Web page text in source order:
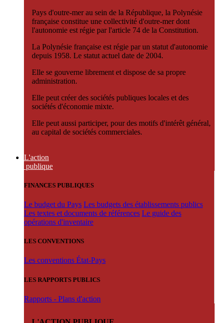
Pays d'outre-mer au sein de la République, la Polynésie
française constitue une collectivité d'outre-mer dont
l'autonomie est régie par l'article 74 de la Constitution.
La Polynésie française est régie par un statut d'autonomie
depuis 1958. Le statut actuel date de 2004.
Elle se gouverne librement et dispose de sa propre
administration.
Elle peut créer des sociétés publiques locales et des
sociétés d'économie mixte.
Elle peut aussi participer, pour des motifs d'intérêt général,
au capital de sociétés commerciales.
L'action
publique
FINANCES PUBLIQUES
Le budget du Pays Les budgets des établissements publics
Les textes et documents de références Le guide des
opérations d'inventaire
LES CONVENTIONS
Les conventions État-Pays
LES RAPPORTS PUBLICS
Rapports - Plans d'action